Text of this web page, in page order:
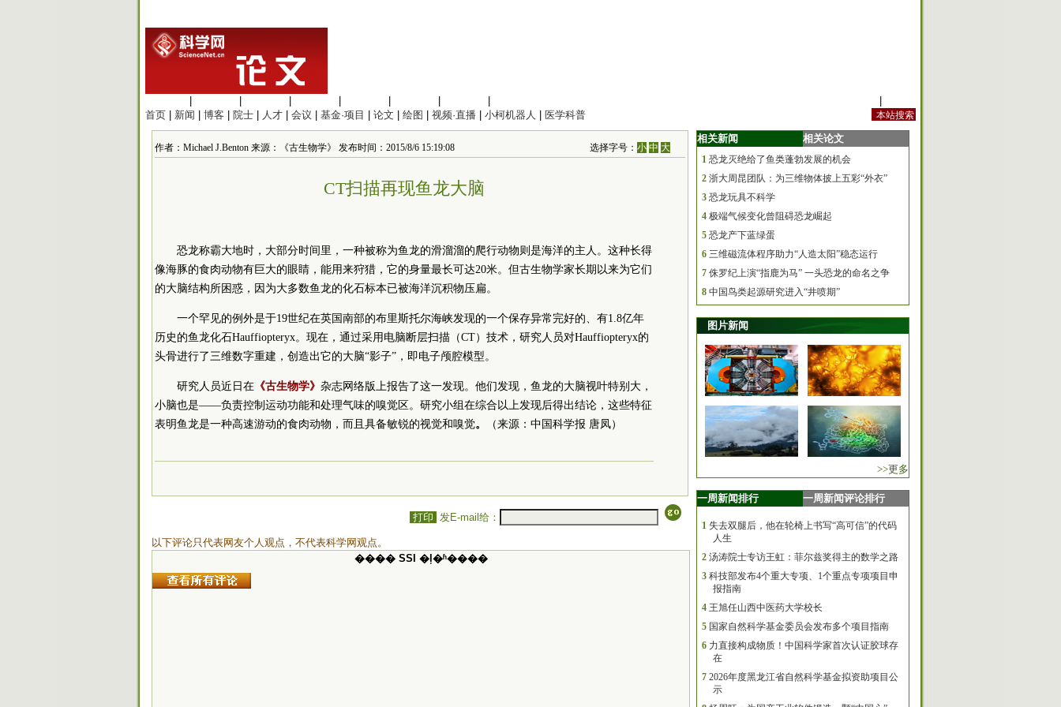
首页
新闻 博客 院士 人才 会议 基金·项目 论文 绘图 视频·直播 小柯机器人 医学科普
作者：Michael J.Benton 来源：《古生物学》 发布时间：2015/8/6 15:19:08 选择字号：小 中 大
CT扫描再现鱼龙大脑
恐龙称霸大地时，大部分时间里，一种被称为鱼龙的滑溜溜的爬行动物则是海洋的主人。这种长得
像海豚的食肉动物有巨大的眼睛，能用来狩猎，它的身量最长可达20米。但古生物学家长期以来为它们
的大脑结构所困惑，因为大多数鱼龙的化石标本已被海洋沉积物压扁。
一个罕见的例外是于19世纪在英国南部的布里斯托尔海峡发现的一个保存异常完好的、有1.8亿年
历史的鱼龙化石Hauffiopteryx。现在，通过采用电脑断层扫描（CT）技术，研究人员对Hauffiopteryx的
头骨进行了三维数字重建，创造出它的大脑“影子”，即电子颅腔模型。
研究人员近日在 《古生物学》 杂志网络版上报告了这一发现。他们发现，鱼龙的大脑视叶特别大，
小脑也是——负责控制运动功能和处理气味的嗅觉区。研究小组在综合以上发现后得出结论，这些特征
表明鱼龙是一种高速游动的食肉动物，而且具备敏锐的视觉和嗅觉。 （来源：中国科学报 唐凤）
打印 发E-mail给：
以下评论只代表网友个人观点，不代表科学网观点。
���� SSI �ļ�ʱ����
相关新闻 相关论文
1 恐龙灭绝给了鱼类蓬勃发展的机会
2 浙大周昆团队：为三维物体披上五彩“外衣”
3 恐龙玩具不科学
4 极端气候变化曾阻碍恐龙崛起
5 恐龙产下蓝绿蛋
6 三维磁流体程序助力“人造太阳”稳态运行
7 侏罗纪上演“指鹿为马” 一头恐龙的命名之争
8 中国鸟类起源研究进入“井喷期”
图片新闻
>>更多
一周新闻排行 一周新闻评论排行
1 失去双腿后，他在轮椅上书写“高可信”的代码
人生
2 汤涛院士专访王虹：菲尔兹奖得主的数学之路
3 科技部发布4个重大专项、1个重点专项项目申
报指南
4 王旭任山西中医药大学校长
5 国家自然科学基金委员会发布多个项目指南
6 力直接构成物质！中国科学家首次认证胶球存
在
7 2026年度黑龙江省自然科学基金拟资助项目公
示